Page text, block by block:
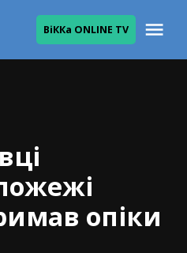
ВіККа ONLINE TV
опіки